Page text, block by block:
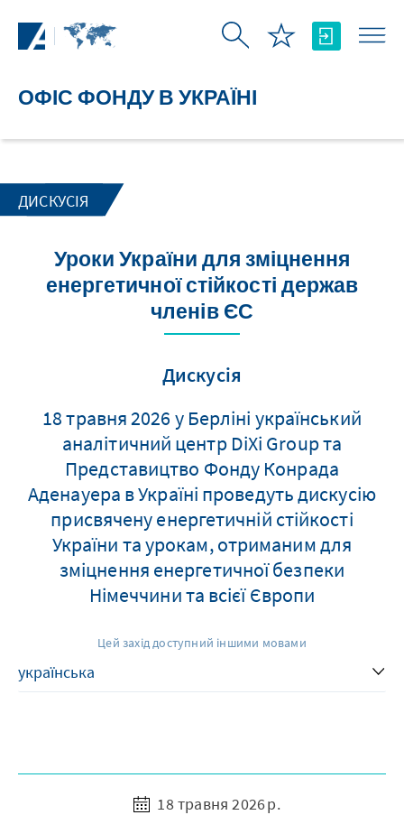
ОФІС ФОНДУ В УКРАЇНІ
ДИСКУСІЯ
Уроки України для зміцнення
енергетичної стійкості держав
членів ЄС
Дискусія
18 травня 2026 у Берліні український
аналітичний центр DiXi Group та
Представицтво Фонду Конрада
Аденауера в Україні проведуть дискусію
присвячену енергетичній стійкості
України та урокам, отриманим для
зміцнення енергетичної безпеки
Німеччини та всієї Європи
Цей захід доступний іншими мовами
18 травня 2026 р.